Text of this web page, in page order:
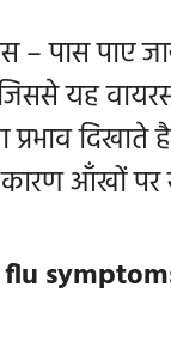
– पास पाए
यह
आँखों पर